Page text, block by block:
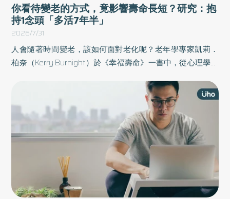
你看待變老的方式，竟影響壽命長短？研究：抱
持1念頭「多活7年半」
2026/7/31
人會隨著時間變老，該如何面對老化呢？老年學專家凱莉．
柏奈（Kerry Burnight）於《幸福壽命》一書中，從心理學與
連結、適應與付出，並結合真實個案故事、幸福量表與簡明
的實踐方法，引導讀者重新理解老化。以下為原書摘文：